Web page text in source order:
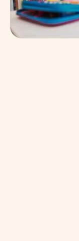
die niet
zelf een laptop
aan een wereld
hebben om zich